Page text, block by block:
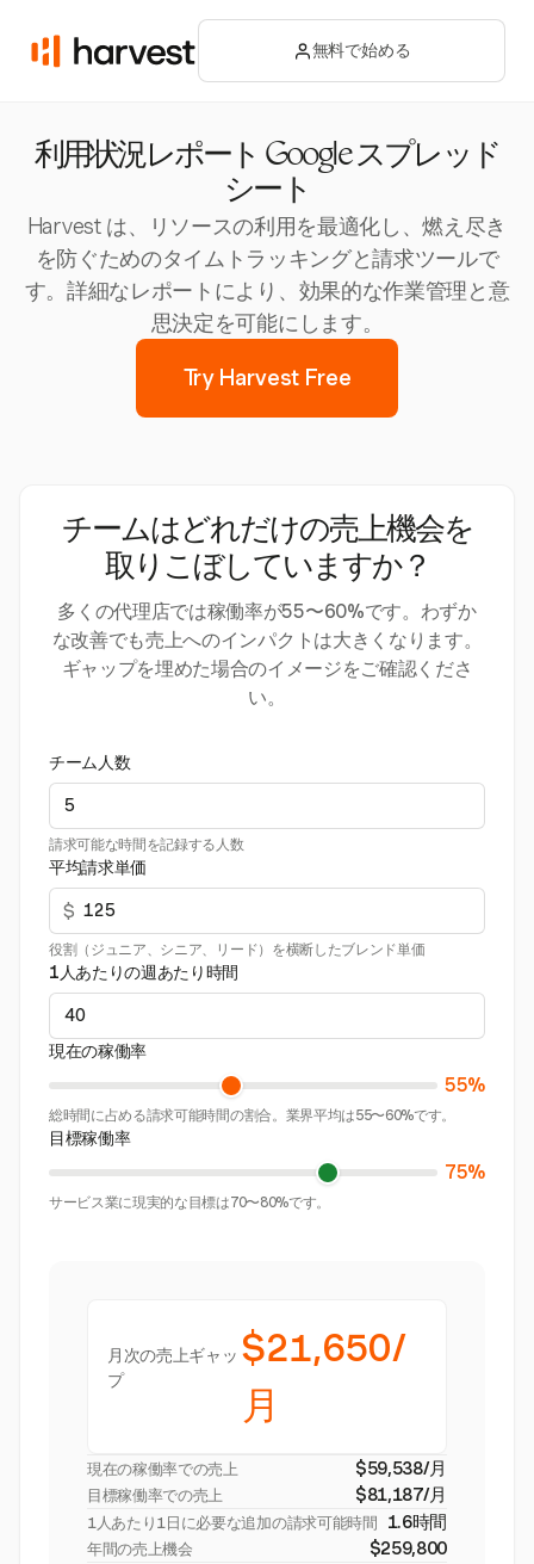
無料で始める
利用状況レポート Google スプレッド
シート
Harvest は、リソースの利用を最適化し、燃え尽き
を防ぐためのタイムトラッキングと請求ツールで
す。詳細なレポートにより、効果的な作業管理と意
思決定を可能にします。
Try Harvest Free
チームはどれだけの売上機会を
取りこぼしていますか？
多くの代理店では稼働率が55〜60%です。わずか
な改善でも売上へのインパクトは大きくなります。
ギャップを埋めた場合のイメージをご確認くださ
い。
チーム人数
請求可能な時間を記録する人数
平均請求単価
$
役割（ジュニア、シニア、リード）を横断したブレンド単価
1人あたりの週あたり時間
現在の稼働率
55%
総時間に占める請求可能時間の割合。業界平均は55〜60%です。
目標稼働率
75%
サービス業に現実的な目標は70〜80%です。
月次の売上ギャッ
プ
$21,650/
月
現在の稼働率での売上 $59,538/月
目標稼働率での売上 $81,187/月
1人あたり1日に必要な追加の請求可能時間 1.6時間
年間の売上機会 $259,800